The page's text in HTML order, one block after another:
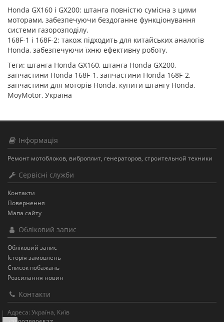
Honda GX160 і GX200: штанга повністю сумісна з цими
моторами, забезпечуючи бездоганне функціонування
системи газорозподілу.
168F-1 і 168F-2: також підходить для китайських аналогів
Honda, забезпечуючи їхню ефективну роботу.
Теги: штанга Honda GX160, штанга Honda GX200,
запчастини Honda 168F-1, запчастини Honda 168F-2,
запчастини для моторів Honda, купити штангу Honda,
MoyMotor, Україна
Інформація
Ремонт мотоблоков, виброплит, генераторов, строительной техники
Сервісні служби
Контакти
Повернення
Мапа сайту
Обліковий запис
Обліковий запис
Історія замовлень
Список побажань
Розсилання новин
Контакти
Адреса: Україна, Київ